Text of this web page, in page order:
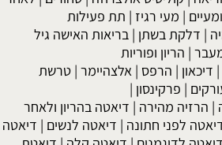
| מעי רגיז | תת פעילות
| דלקת בשתן | בריאות האישה גיל
| הריון ופוריות
| דיכאון | הרפס | אלצהיימר |טרשת
| פרקינסון |
| הרזיה מהירה | דיאטה בהריון ולאחר
לפני חתונה | דיאטה לנשים | דיאטה